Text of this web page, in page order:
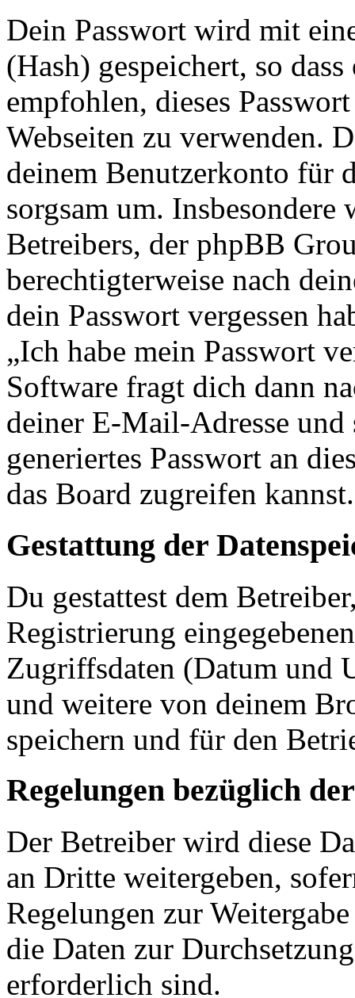
Dein Passwort wird mit
(Hash) gespeichert, so
empfohlen, dieses
Webseiten zu verwenden.
deinem Benutzerkonto für
sorgsam um.
Betreibers, der phpBB
berechtigterweise nach
dein Passwort vergessen
„Ich habe mein Passwort
Software fragt dich dann
deiner E-Mail-Adresse und
generiertes Passwort an
das Board zugreifen kannst.
Gestattung der
Du gestattest dem
Registrierung
Zugriffsdaten (Datum und
und weitere von deinem
speichern und für den
Regelungen bezüglich
Der Betreiber wird diese
an Dritte weitergeben,
Regelungen zur
die Daten zur
erforderlich sind.